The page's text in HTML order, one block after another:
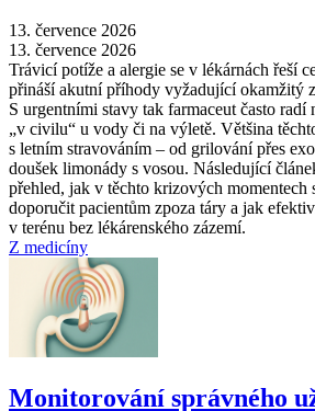
13. července 2026
13. července 2026
Trávicí potíže a alergie se v lékárnách řeší
přináší akutní příhody vyžadující okamžitý
S urgentními stavy tak farmaceut často radí
„v civilu“ u vody či na výletě. Většina
s letním stravováním –⁠ od grilování přes
doušek limonády s vosou. Následující
přehled, jak v těchto krizových momentech
doporučit pacientům zpoza táry a jak
v terénu bez lékárenského zázemí.
Z medicíny
Monitorování správného